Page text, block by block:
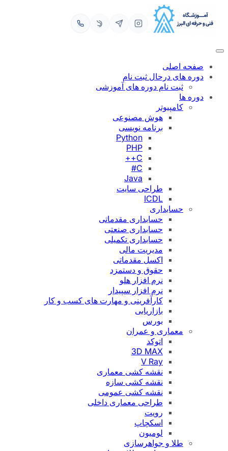
محتوا
صفحه اصلی
دوره های درحال ثبت نام
ثبت نام دوره های آموزشی
دوره ها
کامپیوتر
هوش مصنوعی
برنامه نویسی
Python
PHP
C++
C#
Java
طراحی سایت
ICDL
حسابداری
حسابداری مقدماتی
حسابداری صنعتی
حسابداری تکمیلی
مدیریت مالی
اکسل مقدماتی
حقوق و دستمزد
نرم افزار هلو
نرم افزار سپیدار
کارآفرینی و مهارت های کسب و کار
بازاریابی
بورس
معماری و عمران
اتوکد
3D MAX
V Ray
نقشه کشی معماری
نقشه کشی سازه
نقشه کشی عمومی
طراحی معماری داخلی
رویت
اسکچاپ
لومیون
طلا و جواهرسازی